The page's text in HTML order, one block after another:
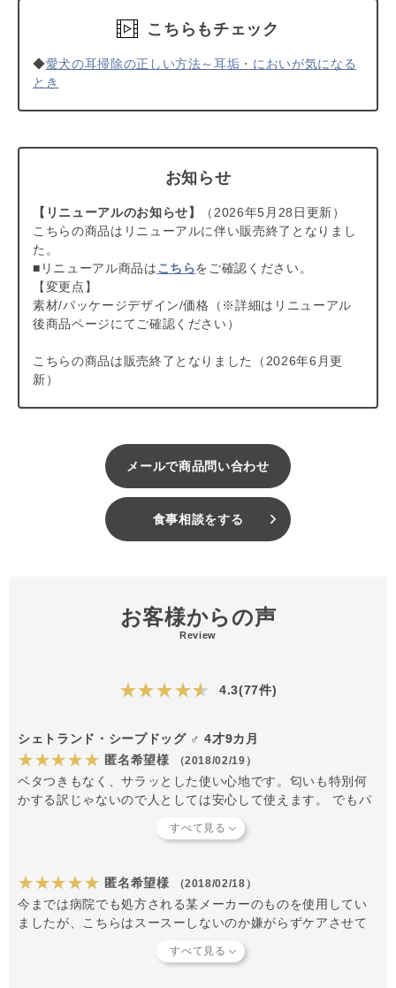
こちらもチェック
◆愛犬の耳掃除の正しい方法～耳垢・においが気になる
とき
お知らせ
【リニューアルのお知らせ】
（2026年5月28日更新）
こちらの商品はリニューアルに伴い販売終了となりまし
た。
■リニューアル商品はこちらをご確認ください。
【変更点】
素材/パッケージデザイン/価格（※詳細はリニューアル
後商品ページにてご確認ください）
こちらの商品は販売終了となりました（2026年6月更
新）
メールで商品問い合わせ
食事相談をする
お客様からの声
Review
★★★★★ 4.3(77件)
シェトランド・シープドッグ ♂ 4才9カ月
★★★★★ 匿名希望様 （2018/02/19）
ベタつきもなく、サラッとした使い心地です。匂いも特別何
かする訳じゃないので人としては安心して使えます。 でもパ
が逃げたりはしないです。
★★★★★ 匿名希望様 （2018/02/18）
今までは病院でも処方される某メーカーのものを使用してい
ましたが、こちらはスースーしないのか嫌がらずケアさせて
ずコットンにつけて手の届く範囲のみ拭く程度にとどめてい